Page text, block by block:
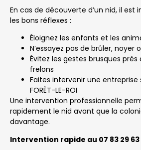
En cas de découverte d’un nid, il est
les bons réflexes :
Éloignez les enfants et les
N’essayez pas de brûler, noyer
Évitez les gestes brusques
frelons
Faites intervenir une entreprise
FORÊT-LE-ROI
Une intervention professionnelle
rapidement le nid avant que la
davantage.
Intervention rapide au 07 83 29 63